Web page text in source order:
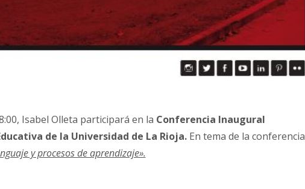
Isabel Olleta participará en la Conferencia Inaugural
de la Universidad de La Rioja.En tema de la conferencia
y procesos de aprendizaje».